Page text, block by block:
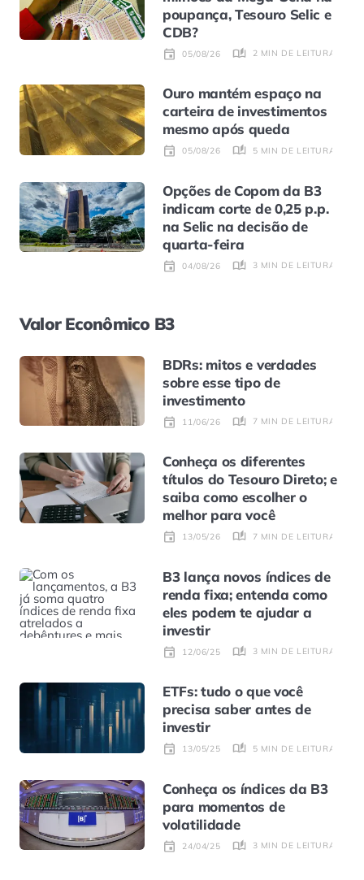
poupança, Tesouro Selic e
CDB?
05/08/26 2 MIN DE LEITURA
Ouro mantém espaço na
carteira de investimentos
mesmo após queda
05/08/26 5 MIN DE LEITURA
Opções de Copom da B3
indicam corte de 0,25 p.p.
na Selic na decisão de
quarta-feira
04/08/26 3 MIN DE LEITURA
Valor Econômico B3
BDRs: mitos e verdades
sobre esse tipo de
investimento
11/06/26 7 MIN DE LEITURA
Conheça os diferentes
títulos do Tesouro Direto; e
saiba como escolher o
melhor para você
13/05/26 7 MIN DE LEITURA
B3 lança novos índices de
renda fixa; entenda como
eles podem te ajudar a
investir
12/06/25 3 MIN DE LEITURA
ETFs: tudo o que você
precisa saber antes de
investir
13/05/25 5 MIN DE LEITURA
Conheça os índices da B3
para momentos de
volatilidade
24/04/25 3 MIN DE LEITURA